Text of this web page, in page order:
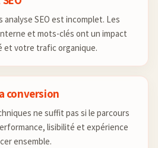
SEO est incomplet. Les
et mots-clés ont un impact
et votre trafic organique.
conversion
ne suffit pas si le parcours
lisibilité et expérience
ensemble.